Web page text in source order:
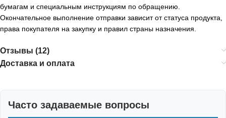
бумагам и специальным инструкциям по обращению.
Окончательное выполнение отправки зависит от статуса продукта,
права покупателя на закупку и правил страны назначения.
Отзывы (12)
Доставка и оплата
Часто задаваемые вопросы